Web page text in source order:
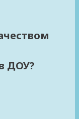
ДОУ?